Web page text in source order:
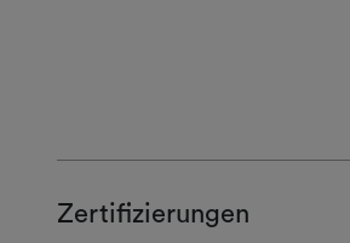
Zertifizierungen